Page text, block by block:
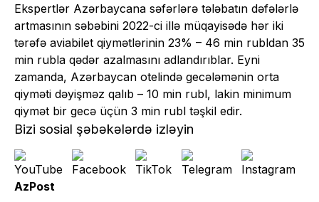
Ekspertlər Azərbaycana səfərlərə tələbatın dəfələrlə
artmasının səbəbini 2022-ci illə müqayisədə hər iki
tərəfə aviabilet qiymətlərinin 23% – 46 min rubldan 35
min rubla qədər azalmasını adlandırıblar. Eyni
zamanda, Azərbaycan otelində gecələmənin orta
qiyməti dəyişməz qalıb – 10 min rubl, lakin minimum
qiymət bir gecə üçün 3 min rubl təşkil edir.
Bizi sosial şəbəkələrdə izləyin
AzPost